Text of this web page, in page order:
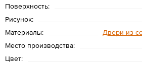
Поверхность:
Рисунок:
Материалы:
Двери из
Место производства:
Цвет: